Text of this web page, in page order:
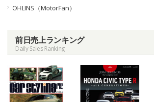
OHLINS（MotorFan）
前日売上ランキング
Daily Sales Ranking